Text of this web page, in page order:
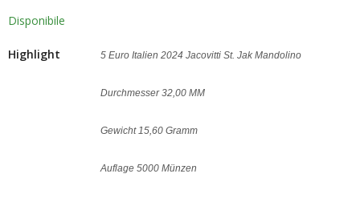
Disponibile
Highlight 5 Euro Italien 2024 Jacovitti St. Jak Mandolino
Durchmesser 32,00 MM
Gewicht 15,60 Gramm
Auflage 5000 Münzen